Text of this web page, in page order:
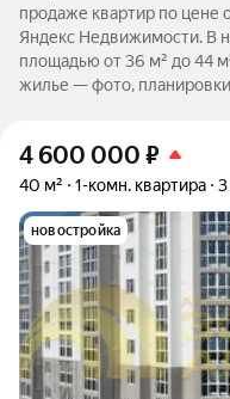
продаже квартир по
Яндекс Недвижимости. В
площадью от 36 м² до 44
жилье — фото, планировки
4 600 000 ₽
40 м² 1-комн. квартира 3
новостройка